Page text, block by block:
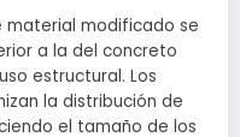
material modificado se
a la del concreto
estructural. Los
la distribución de
el tamaño de los